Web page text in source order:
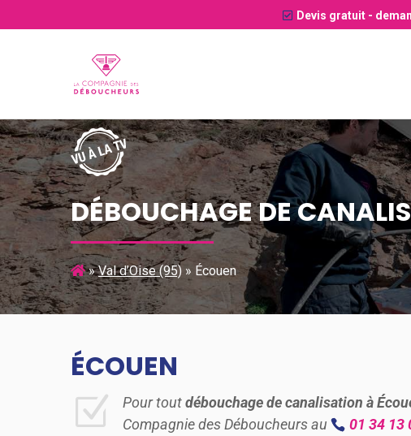
Devis gratuit -
DÉBOUCHAGE DE
»Val d’Oise (95) » Écouen
ÉCOUEN
Z Pour toutdébouchage de canalisation à
Compagnie des Déboucheurs au
01 34 13